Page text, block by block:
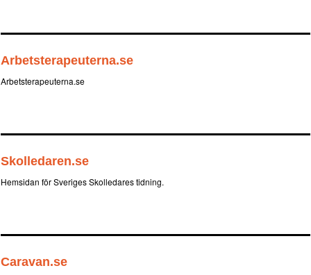
Arbetsterapeuterna.se
Arbetsterapeuterna.se
Skolledaren.se
Hemsidan för Sveriges Skolledares tidning.
Caravan.se